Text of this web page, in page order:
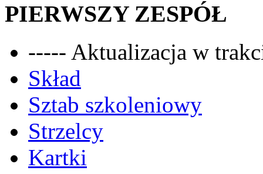
PIERWSZY ZESPÓŁ
----- Aktualizacja w
Skład
Sztab szkoleniowy
Strzelcy
Kartki